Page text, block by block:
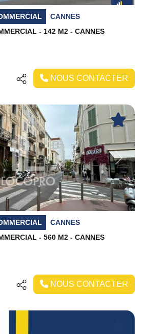
CANNES
- 142 M2 - CANNES
NOUS CONTACTER
Next
CANNES
- 560 M2 - CANNES
NOUS CONTACTER